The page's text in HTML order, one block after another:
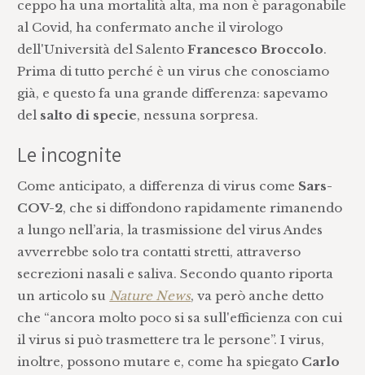
ceppo ha una mortalità alta, ma non è paragonabile
al Covid, ha confermato anche il virologo
dell'Università del SalentoFrancesco Broccolo.
Prima di tutto perché è un virus che conosciamo
già, e questo fa una grande differenza: sapevamo
del salto di specie, nessuna sorpresa.
Le incognite
Come anticipato, a differenza di virus come Sars-
COV-2, che si diffondono rapidamente rimanendo
a lungo nell’aria, la trasmissione del virus Andes
avverrebbe solo tra contatti stretti, attraverso
secrezioni nasali e saliva. Secondo quanto riporta
un articolo su Nature News, va però anche detto
che “ancora molto poco si sa sull'efficienza con cui
il virus si può trasmettere tra le persone”. I virus,
inoltre, possono mutare e, come ha spiegato Carlo